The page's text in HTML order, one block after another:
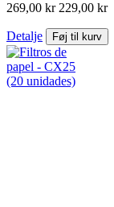
269,00 kr 229,00 kr
Detalje Føj til kurv